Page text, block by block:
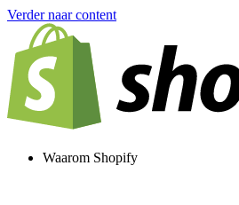
Verder naar content
Waarom Shopify